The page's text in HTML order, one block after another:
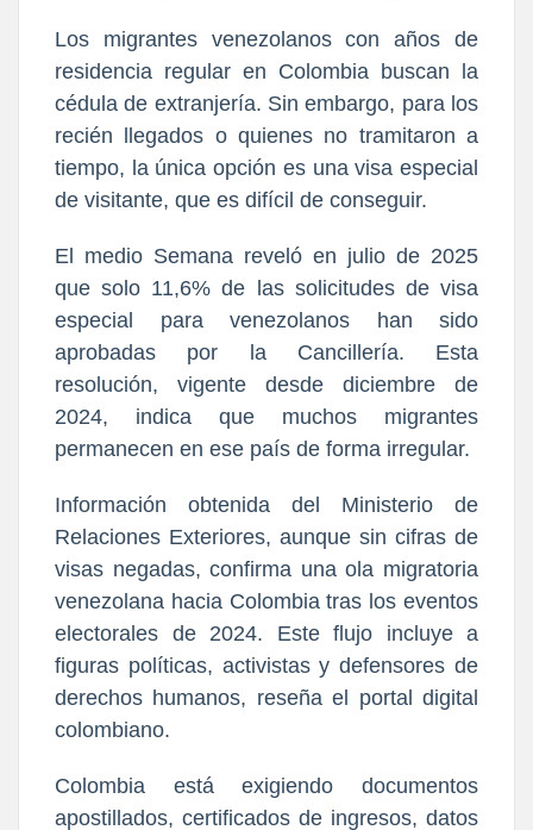
Los migrantes venezolanos con años de
residencia regular en Colombia buscan la
cédula de extranjería. Sin embargo, para los
recién llegados o quienes no tramitaron a
tiempo, la única opción es una visa especial
de visitante, que es difícil de conseguir.
El medio Semana reveló en julio de 2025
que solo 11,6% de las solicitudes de visa
especial para venezolanos han sido
aprobadas por la Cancillería. Esta
resolución, vigente desde diciembre de
2024, indica que muchos migrantes
permanecen en ese país de forma irregular.
Información obtenida del Ministerio de
Relaciones Exteriores, aunque sin cifras de
visas negadas, confirma una ola migratoria
venezolana hacia Colombia tras los eventos
electorales de 2024. Este flujo incluye a
figuras políticas, activistas y defensores de
derechos humanos, reseña el portal digital
colombiano.
Colombia está exigiendo documentos
apostillados, certificados de ingresos, datos